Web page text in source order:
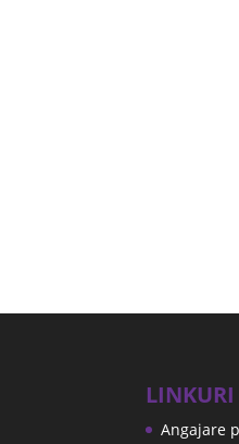
Angajare